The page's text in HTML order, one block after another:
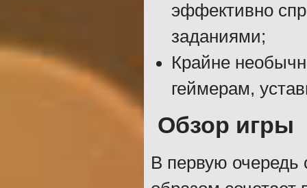
эффективно
заданиями;
Крайне
геймерам,
Обзор игры
В первую очередь